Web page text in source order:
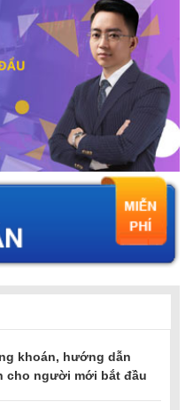
khoán, hướng dẫn
cho người mới bắt đầu